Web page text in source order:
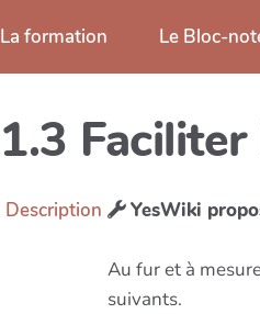
La formation Le Bloc-
1.3
Description YesWiki
Au fur et à
suivants.